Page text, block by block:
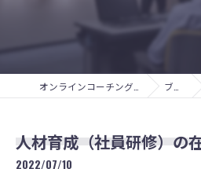
ブログ
人材育成（社員研修）の
2022/07/10